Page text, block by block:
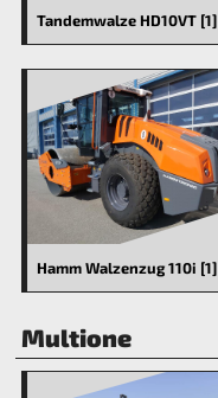
Tandemwalze HD10VT [1]
Hamm Walzenzug 110i [1]
Multione